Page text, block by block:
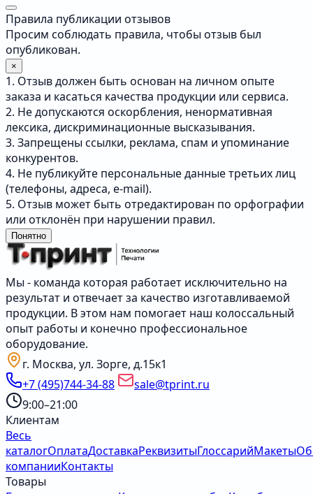
Правила публикации отзывов
Просим соблюдать правила, чтобы отзыв был
опубликован.
×
1. Отзыв должен быть основан на личном опыте
заказа и касаться качества продукции или сервиса.
2. Не допускаются оскорбления, ненормативная
лексика, дискриминационные высказывания.
3. Запрещены ссылки, реклама, спам и упоминание
конкурентов.
4. Не публикуйте персональные данные третьих лиц
(телефоны, адреса, e-mail).
5. Отзыв может быть отредактирован по орфографии
или отклонён при нарушении правил.
Понятно
Мы - команда которая работает исключительно на
результат и отвечает за качество изготавливаемой
продукции. В этом нам помогает наш колоссальный
опыт работы и конечно профессиональное
оборудование.
г. Москва, ул. Зорге, д.15к1
+7 (495)744-34-88
sale@tprint.ru
9:00–21:00
Клиентам
Весь
каталогОплатаДоставкаРеквизитыГлоссарийМакеты
компанииКонтакты
Товары